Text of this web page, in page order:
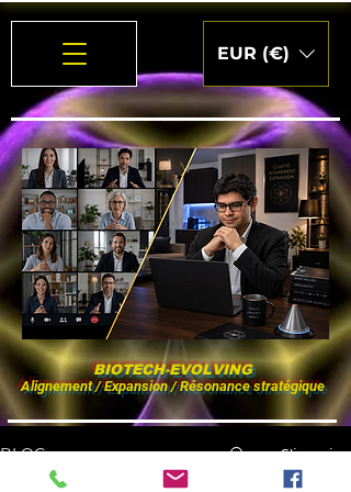
EUR (€)
BIOTECH-EVOLVING
Alignement / Expansion / Résonance stratégique
BLOG S'inscrire